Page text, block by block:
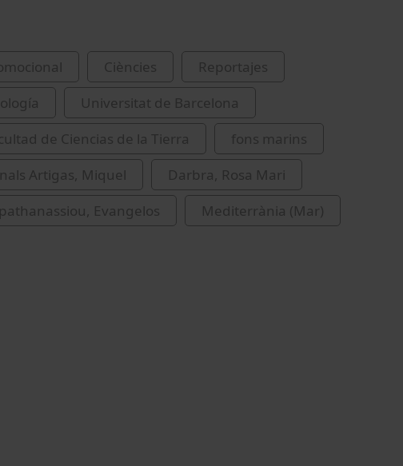
Ciències
Reportajes
Universitat de Barcelona
de Ciencias de la Tierra
fons marins
Artigas, Miquel
Darbra, Rosa Mari
Evangelos
Mediterrània (Mar)